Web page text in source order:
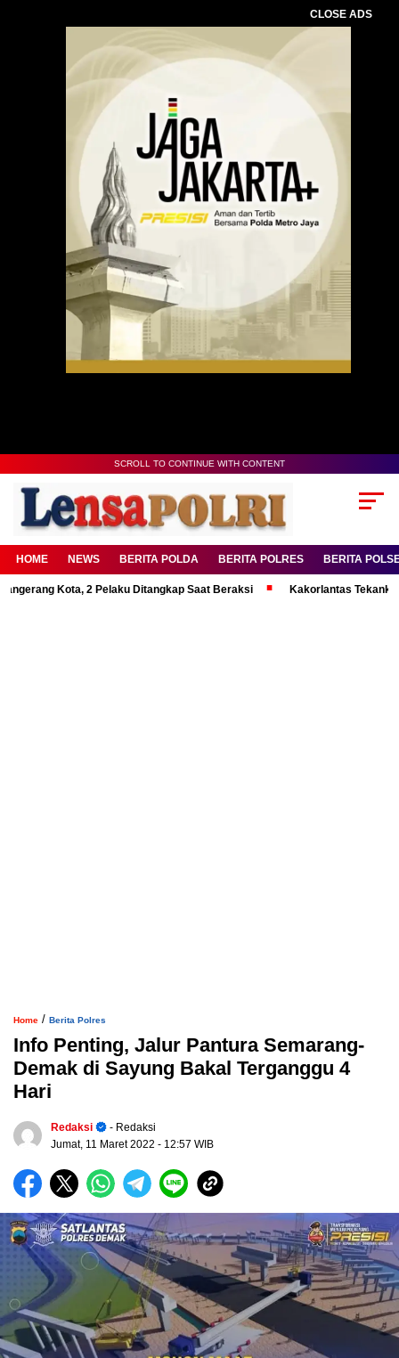
CLOSE ADS
SCROLL TO CONTINUE WITH CONTENT
HOME NEWS BERITA POLDA BERITA POLRES BERITA
Kota, 2 Pelaku Ditangkap Saat Beraksi Kakorlantas Tekankan Mental
Home / Berita Polres
Info Penting, Jalur Pantura Semarang-
Demak di Sayung Bakal Terganggu 4
Hari
Redaksi
- Redaksi
Jumat, 11 Maret 2022 - 12:57 WIB